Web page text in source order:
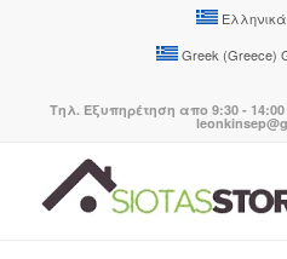
Ελληνικά
Greek (Greece)
Τηλ. Εξυπηρέτηση απο 9:30 -